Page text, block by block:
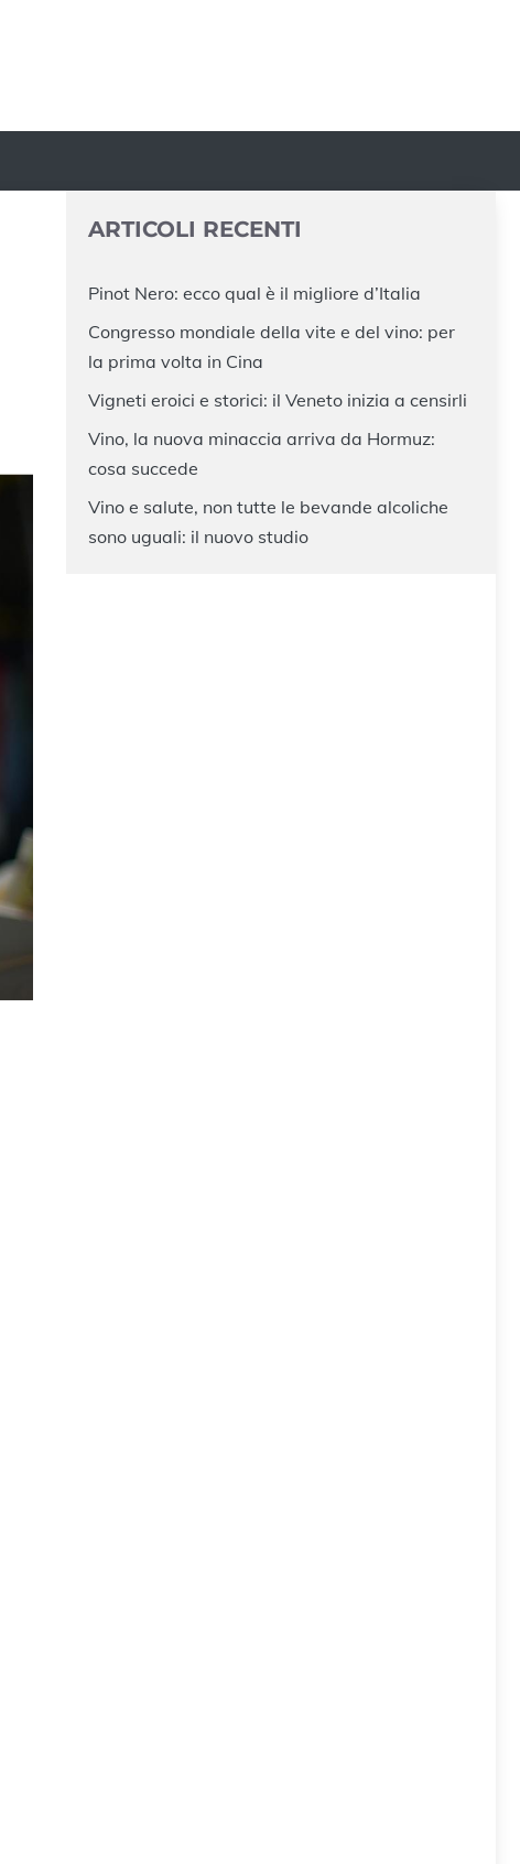
ARTICOLI RECENTI
Pinot Nero: ecco qual è il migliore d’Italia
Congresso mondiale della vite e del vino: per
la prima volta in Cina
Vigneti eroici e storici: il Veneto inizia a censirli
Vino, la nuova minaccia arriva da Hormuz:
cosa succede
Vino e salute, non tutte le bevande alcoliche
sono uguali: il nuovo studio